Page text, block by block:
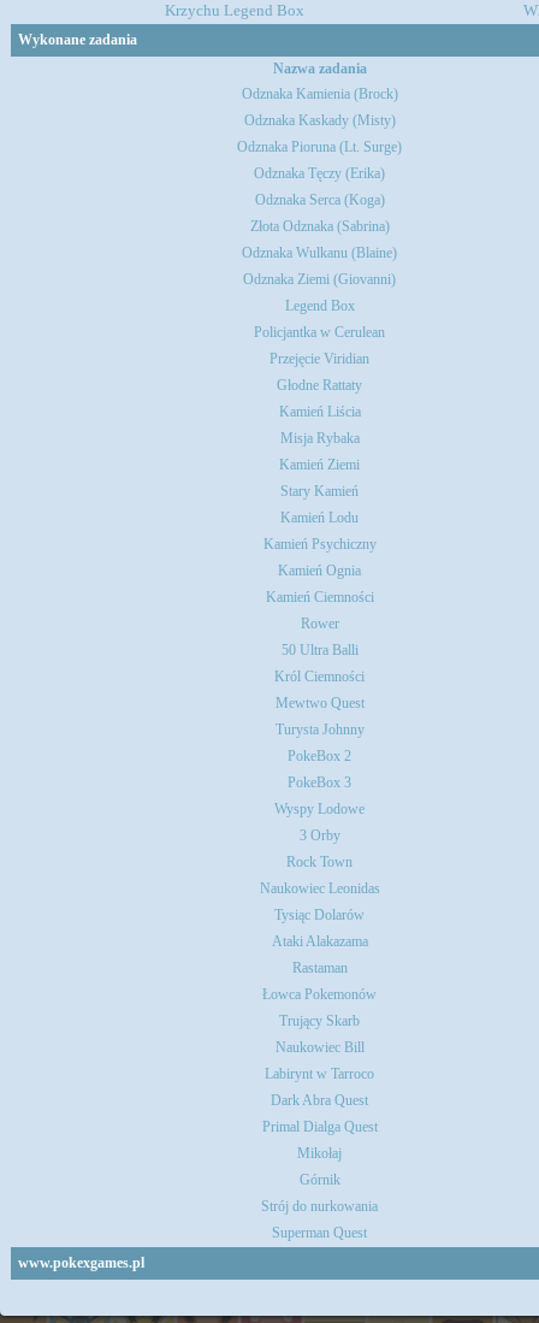
Krzychu Legend Box
Wykonane zadania
Nazwa zadania
Odznaka Kamienia (Brock)
Odznaka Kaskady (Misty)
Odznaka Pioruna (Lt. Surge)
Odznaka Tęczy (Erika)
Odznaka Serca (Koga)
Złota Odznaka (Sabrina)
Odznaka Wulkanu (Blaine)
Odznaka Ziemi (Giovanni)
Legend Box
Policjantka w Cerulean
Przejęcie Viridian
Głodne Rattaty
Kamień Liścia
Misja Rybaka
Kamień Ziemi
Stary Kamień
Kamień Lodu
Kamień Psychiczny
Kamień Ognia
Kamień Ciemności
Rower
50 Ultra Balli
Król Ciemności
Mewtwo Quest
Turysta Johnny
PokeBox 2
PokeBox 3
Wyspy Lodowe
3 Orby
Rock Town
Naukowiec Leonidas
Tysiąc Dolarów
Ataki Alakazama
Rastaman
Łowca Pokemonów
Trujący Skarb
Naukowiec Bill
Labirynt w Tarroco
Dark Abra Quest
Primal Dialga Quest
Mikołaj
Górnik
Strój do nurkowania
Superman Quest
www.pokexgames.pl